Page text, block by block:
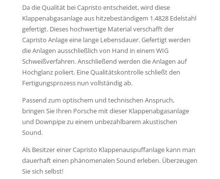
Da die Qualität bei Capristo entscheidet, wird diese
Klappenabgasanlage aus hitzebeständigem 1.4828 Edelstahl
gefertigt. Dieses hochwertige Material verschafft der
Capristo Anlage eine lange Lebensdauer. Gefertigt werden
die Anlagen ausschließlich von Hand in einem WIG
Schweißverfahren. Anschließend werden die Anlagen auf
Hochglanz poliert. Eine Qualitätskontrolle schließt den
Fertigungsprozess nun vollständig ab.
Passend zum optischem und technischen Anspruch,
bringen Sie Ihren Porsche mit dieser Klappenabgasanlage
und Downpipe zu einem unbezahlbarem akustischen
Sound.
Als Besitzer einer Capristo Klappenauspuffanlage kann man
dauerhaft einen phänomenalen Sound erleben. Überzeugen
Sie sich selbst!